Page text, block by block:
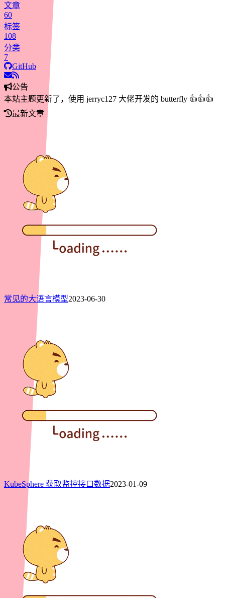
文章
60
标签
108
分类
7
GitHub
公告
本站主题更新了，使用 jerryc127 大佬开发的 butterfly 👍👍👍
最新文章
常见的大语言模型2023-06-30
KubeSphere 获取监控接口数据2023-01-09